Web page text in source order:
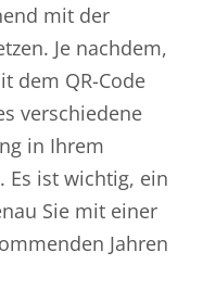
mit der
Je nachdem,
dem QR-Code
verschiedene
in Ihrem
Es ist wichtig, ein
Sie mit einer
Jahren